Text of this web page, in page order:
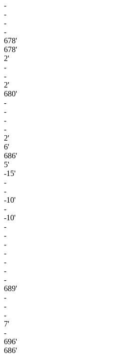
-
-
-
-
678'
678'
2'
-
-
2'
680'
-
-
-
-
2'
6'
686'
5'
-15'
-
-
-10'
-
-10'
-
-
-
-
-
-
-
689'
-
-
-
7'
-
696'
686'